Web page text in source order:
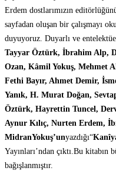
Erdem dostlarımızın
sayfadan oluşan bir çalışmayı
duyuyoruz. Duyarlı ve
Tayyar Öztürk, İbrahim Alp,
Ozan, Kâmil Yokuş, Mehmet
Fethi Bayır, Ahmet Demir,
Yanık, H. Murat Doğan,
Öztürk, Hayrettin Tuncel,
Aynur Kılıç, Nurten Erdem,
MidranYokuş’unyazdığı“
Yayınları’ndan çıktı.Bu
bağışlanmıştır.